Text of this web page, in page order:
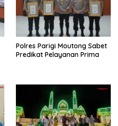
Polres Parigi Moutong Sabet
Predikat Pelayanan Prima